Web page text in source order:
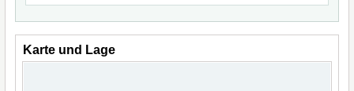
Karte und Lage